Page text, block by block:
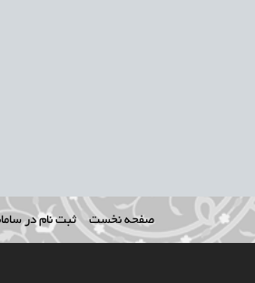
صفحه نخست ثبت نام در